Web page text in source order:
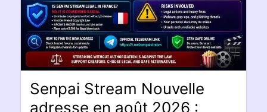
Senpai Stream Nouvelle
adresse en août 2026 :